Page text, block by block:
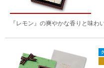
『レモン』の爽やかな香りと味わ